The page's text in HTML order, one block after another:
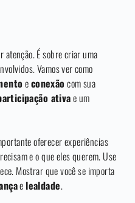
atenção. É sobre criar uma
Vamos ver como
econexãocom sua
ativae um
oferecer experiências
e o que eles querem. Use
Mostrar que você se importa
e lealdade.